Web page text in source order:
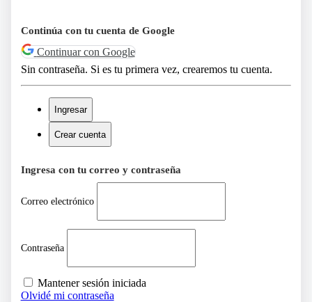
Continúa con tu cuenta de Google
Continuar con Google
Sin contraseña. Si es tu primera vez, crearemos tu cuenta.
Ingresar
Crear cuenta
Ingresa con tu correo y contraseña
Correo electrónico
Contraseña
Mantener sesión iniciada
Olvidé mi contraseña